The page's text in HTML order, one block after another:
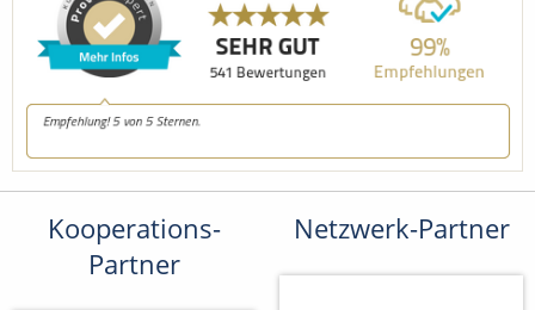
Kooperations-
Partner
Netzwerk-Partner